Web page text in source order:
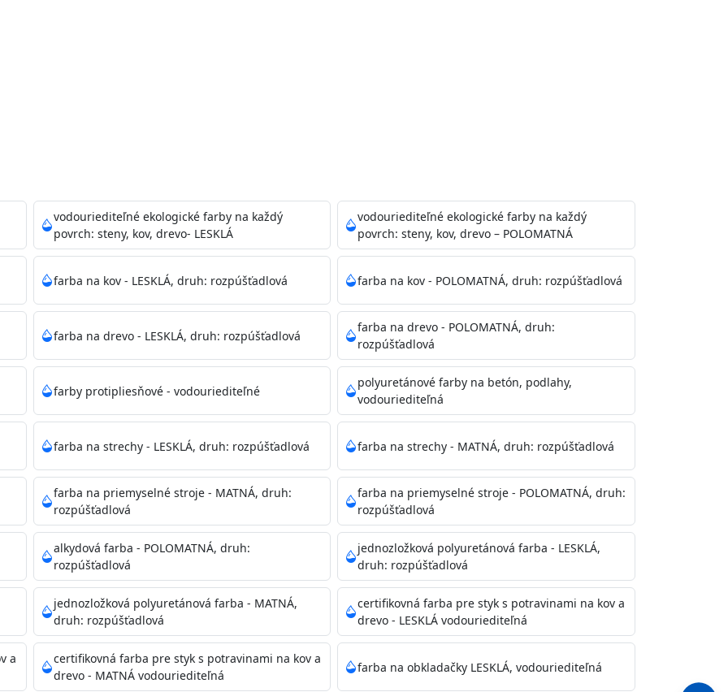
náteru. Preto je
sú nemocnice, pôrodnice, operačné
škôlky, telocvične, a samozrejme je
(trieda 2 podľa EN 13300) pri
povrchov. Má vynikajúcu kryciu schopnosť,
tónovať v bohatej škále odtieňov.
Pantone
spôsobu aplikácie. Dobre premiešajte a občas opakujte aj počas náteru. Naneste jednu
farba zasychá na dotyk po 30-60min./23°C po dokonalom preschnutí minimálne 3-
Doba schnutia je závislá na poveternostných podmienkach s vyššou vlhkosťou a nižšou
alebo pri relatívnej vlhkosti nad 80%.
na bezpečnú likvidáciu.
vodouriediteľné ekologické farby na každý
povrch: steny, kov, drevo- LESKLÁ
vodouriediteľné ekologické farby na každý
povrch: steny, kov, drevo – POLOMATNÁ
farba na kov - LESKLÁ, druh: rozpúšťadlová farba na kov - POLOMATNÁ, druh: rozpúšťadlová
farba na drevo - LESKLÁ, druh: rozpúšťadlová
farba na drevo - POLOMATNÁ, druh:
rozpúšťadlová
farby protipliesňové - vodouriediteľné
polyuretánové farby na betón, podlahy,
vodouriediteľná
farba na strechy - LESKLÁ, druh: rozpúšťadlová farba na strechy - MATNÁ, druh: rozpúšťadlová
farba na priemyselné stroje - MATNÁ, druh:
rozpúšťadlová
farba na priemyselné stroje - POLOMATNÁ, druh:
rozpúšťadlová
alkydová farba - POLOMATNÁ, druh:
rozpúšťadlová
jednozložková polyuretánová farba - LESKLÁ,
druh: rozpúšťadlová
jednozložková polyuretánová farba - MATNÁ,
druh: rozpúšťadlová
certifikovná farba pre styk s potravinami na kov a
drevo - LESKLÁ vodouriediteľná
a
certifikovná farba pre styk s potravinami na kov a
drevo - MATNÁ vodouriediteľná
farba na obkladačky LESKLÁ, vodouriediteľná